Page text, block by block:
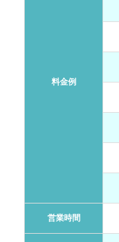
料金例
営業時間